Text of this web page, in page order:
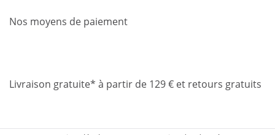
Nos moyens de paiement
Livraison gratuite* à partir de 129 € et retours gratuits